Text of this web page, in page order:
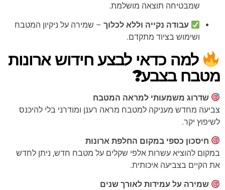
שמבטיחה תוצאה מושלמת.
עבודה נקייה וללא לכלוך – שמירה על ניקיון המטבח
ושימוש בציוד מתקדם.
למה כדאי לבצע חידוש ארונות
מטבח בצבע?
שדרוג משמעותי למראה המטבח
צביעה מחדש מעניקה למטבח מראה רענן ומודרני בלי להיכנס
לשיפוץ יקר.
חיסכון כספי במקום החלפת ארונות
במקום להוציא עשרות אלפי שקלים על מטבח חדש, ניתן לחדש
את הקיים בצביעה איכותית.
שמירה על עמידות לאורך שנים